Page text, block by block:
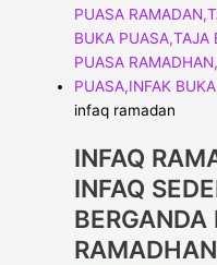
infaq ramadan
INFAQ
INFAQ
RAMADHAN